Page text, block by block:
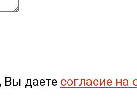
Вы даете согласие на